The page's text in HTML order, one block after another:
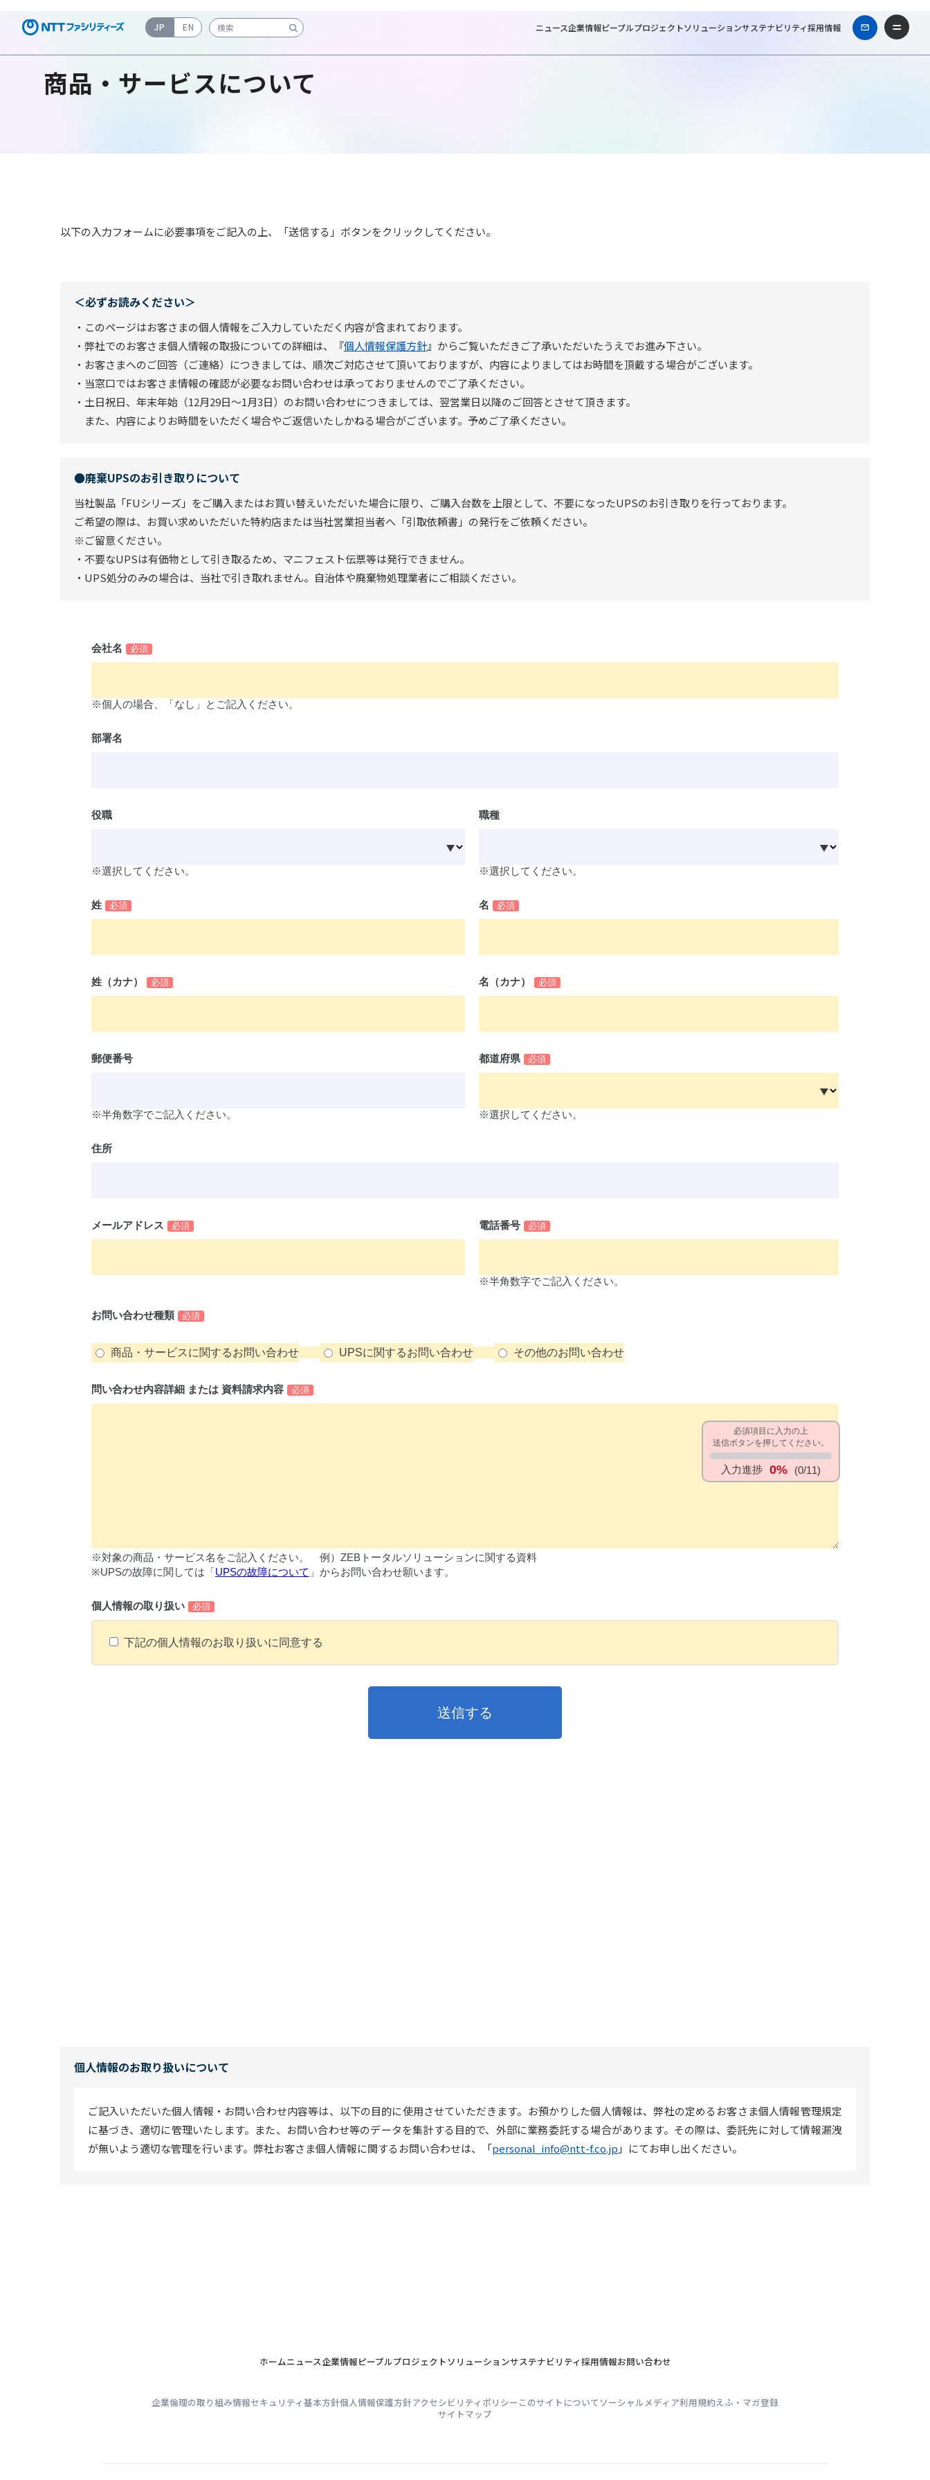
JP EN 検索キーワード入力 ニュース企業情報ピープルプロジェクトソリューションサステナビリティ採用情報
商品・サービスについて
以下の入力フォームに必要事項をご記入の上、「送信する」ボタンをクリックしてください。
＜必ずお読みください＞
・このページはお客さまの個人情報をご入力していただく内容が含まれております。
・弊社でのお客さま個人情報の取扱についての詳細は、『個人情報保護方針』からご覧いただきご了承いただいたうえでお進み下さい。
・お客さまへのご回答（ご連絡）につきましては、順次ご対応させて頂いておりますが、内容によりましてはお時間を頂戴する場合がございます。
・当窓口ではお客さま情報の確認が必要なお問い合わせは承っておりませんのでご了承ください。
・土日祝日、年末年始（12月29日～1月3日）のお問い合わせにつきましては、翌営業日以降のご回答とさせて頂きます。
また、内容によりお時間をいただく場合やご返信いたしかねる場合がございます。予めご了承ください。
●廃棄UPSのお引き取りについて
当社製品「FUシリーズ」をご購入またはお買い替えいただいた場合に限り、ご購入台数を上限として、不要になったUPSのお引き取りを行っております。
ご希望の際は、お買い求めいただいた特約店または当社営業担当者へ「引取依頼書」の発行をご依頼ください。
※ご留意ください。
・不要なUPSは有価物として引き取るため、マニフェスト伝票等は発行できません。
・UPS処分のみの場合は、当社で引き取れません。自治体や廃棄物処理業者にご相談ください。
個人情報のお取り扱いについて
ご記入いただいた個人情報・お問い合わせ内容等は、以下の目的に使用させていただきます。お預かりした個人情報は、弊社の定めるお客さま個人情報管理規定
に基づき、適切に管理いたします。また、お問い合わせ等のデータを集計する目的で、外部に業務委託する場合があります。その際は、委託先に対して情報漏洩
が無いよう適切な管理を行います。弊社お客さま個人情報に関するお問い合わせは、「personal_info@ntt-f.co.jp 」にてお申し出ください。
ホームニュース企業情報ピープルプロジェクトソリューションサステナビリティ採用情報お問い合わせ
企業倫理の取り組み情報セキュリティ基本方針個人情報保護方針アクセシビリティポリシー このサイトについてソーシャルメディア利用規約えふ・マガ登録
サイトマップ